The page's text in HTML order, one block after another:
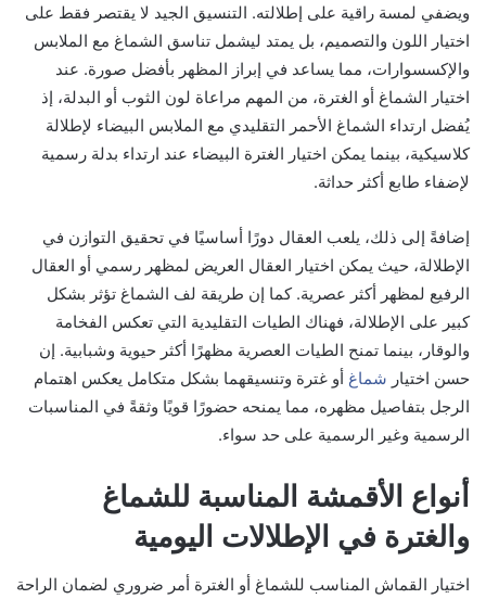
ويضفي لمسة راقية على إطلالته. التنسيق الجيد لا يقتصر فقط على
اختيار اللون والتصميم، بل يمتد ليشمل تناسق الشماغ مع الملابس
والإكسسوارات، مما يساعد في إبراز المظهر بأفضل صورة. عند
اختيار الشماغ أو الغترة، من المهم مراعاة لون الثوب أو البدلة، إذ
يُفضل ارتداء الشماغ الأحمر التقليدي مع الملابس البيضاء لإطلالة
كلاسيكية، بينما يمكن اختيار الغترة البيضاء عند ارتداء بدلة رسمية
لإضفاء طابع أكثر حداثة.
إضافةً إلى ذلك، يلعب العقال دورًا أساسيًا في تحقيق التوازن في
الإطلالة، حيث يمكن اختيار العقال العريض لمظهر رسمي أو العقال
الرفيع لمظهر أكثر عصرية. كما إن طريقة لف الشماغ تؤثر بشكل
كبير على الإطلالة، فهناك الطيات التقليدية التي تعكس الفخامة
والوقار، بينما تمنح الطيات العصرية مظهرًا أكثر حيوية وشبابية. إن
حسن اختيار شماغ أو غترة وتنسيقهما بشكل متكامل يعكس اهتمام
الرجل بتفاصيل مظهره، مما يمنحه حضورًا قويًا وثقةً في المناسبات
الرسمية وغير الرسمية على حد سواء.
أنواع الأقمشة المناسبة للشماغ
والغترة في الإطلالات اليومية
اختيار القماش المناسب للشماغ أو الغترة أمر ضروري لضمان الراحة